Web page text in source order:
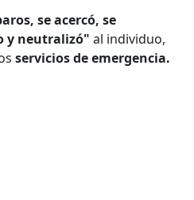
se acercó, se
y neutralizó" al individuo,
servicios de emergencia.